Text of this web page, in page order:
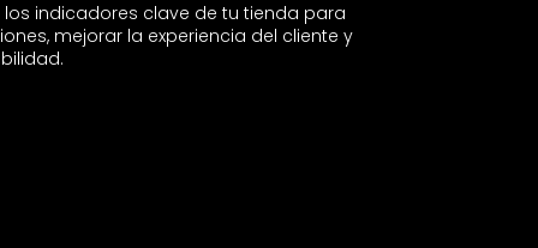
indicadores clave de tu tienda para
mejorar la experiencia del cliente y